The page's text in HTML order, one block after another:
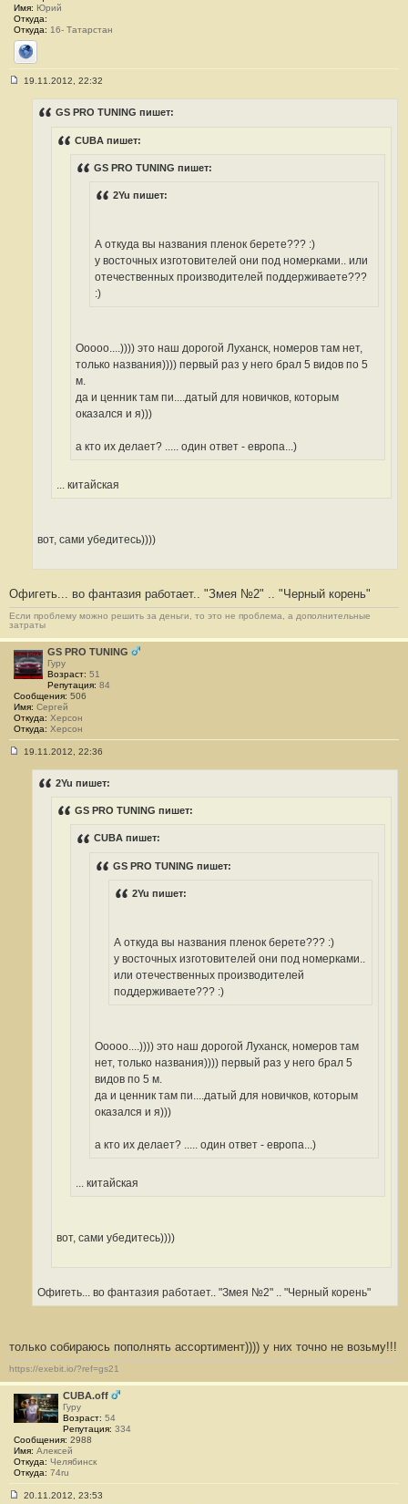
Имя: Юрий
Откуда:
Откуда: 16- Татарстан
Сайт
19.11.2012, 22:32
GS PRO TUNING пишет:
CUBA пишет:
GS PRO TUNING пишет:
2Yu пишет:
А откуда вы названия пленок берете??? :)
у восточных изготовителей они под номерками.. или
отечественных производителей поддерживаете???
:)
Ооооо....)))) это наш дорогой Луханск, номеров там нет,
только названия)))) первый раз у него брал 5 видов по 5
м.
да и ценник там пи....датый для новичков, которым
оказался и я)))
а кто их делает? ..... один ответ - европа...)
... китайская
вот, сами убедитесь))))
Офигеть... во фантазия работает.. "Змея №2" .. "Черный корень"
Если проблему можно решить за деньги, то это не проблема, а дополнительные
затраты
GS PRO TUNING
Гуру
Возраст: 51
Репутация: 84
Сообщения: 506
Имя: Сергей
Откуда: Херсон
Откуда: Херсон
19.11.2012, 22:36
2Yu пишет:
GS PRO TUNING пишет:
CUBA пишет:
GS PRO TUNING пишет:
2Yu пишет:
А откуда вы названия пленок берете??? :)
у восточных изготовителей они под номерками..
или отечественных производителей
поддерживаете??? :)
Ооооо....)))) это наш дорогой Луханск, номеров там
нет, только названия)))) первый раз у него брал 5
видов по 5 м.
да и ценник там пи....датый для новичков, которым
оказался и я)))
а кто их делает? ..... один ответ - европа...)
... китайская
вот, сами убедитесь))))
Офигеть... во фантазия работает.. "Змея №2" .. "Черный корень"
только собираюсь пополнять ассортимент)))) у них точно не возьму!!!
https://exebit.io/?ref=gs21
CUBA.off
Гуру
Возраст: 54
Репутация: 334
Сообщения: 2988
Имя: Алексей
Откуда: Челябинск
Откуда: 74ru
20.11.2012, 23:53